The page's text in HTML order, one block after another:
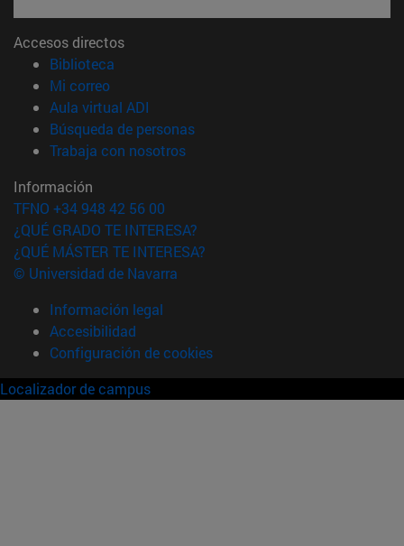
Accesos directos
Biblioteca
Mi correo(abre en nueva ventana)
Aula virtual ADI
Búsqueda de personas(abre en nueva ventana)
Trabaja con nosotros(abre en nueva ventana)
Información
TFNO +34 948 42 56 00
¿QUÉ GRADO TE INTERESA?
¿QUÉ MÁSTER TE INTERESA?
© Universidad de Navarra
Información legal
Accesibilidad
Configuración de cookies
Localizador de campus